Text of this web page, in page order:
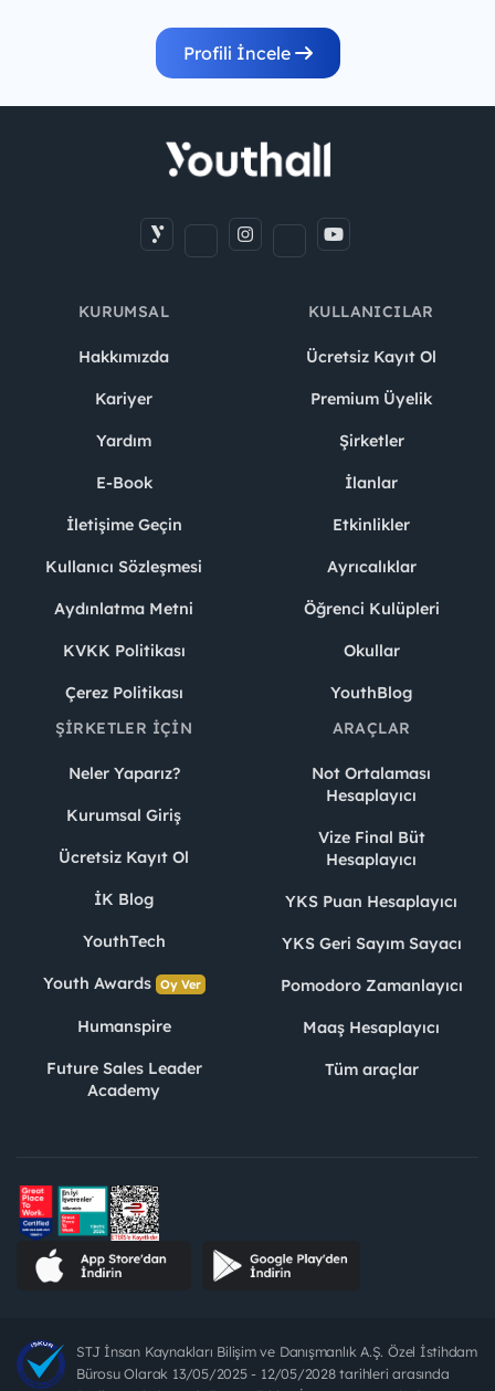
Profili İncele
KURUMSAL
Hakkımızda
Kariyer
Yardım
E-Book
İletişime Geçin
Kullanıcı Sözleşmesi
Aydınlatma Metni
KVKK Politikası
Çerez Politikası
KULLANICILAR
Ücretsiz Kayıt Ol
Premium Üyelik
Şirketler
İlanlar
Etkinlikler
Ayrıcalıklar
Öğrenci Kulüpleri
Okullar
YouthBlog
ŞIRKETLER İÇIN
Neler Yaparız?
Kurumsal Giriş
Ücretsiz Kayıt Ol
İK Blog
YouthTech
Youth Awards Oy Ver
Humanspire
Future Sales Leader
Academy
ARAÇLAR
Not Ortalaması
Hesaplayıcı
Vize Final Büt
Hesaplayıcı
YKS Puan Hesaplayıcı
YKS Geri Sayım Sayacı
Pomodoro Zamanlayıcı
Maaş Hesaplayıcı
Tüm araçlar
STJ İnsan Kaynakları Bilişim ve Danışmanlık A.Ş. Özel İstihdam
Bürosu Olarak 13/05/2025 - 12/05/2028 tarihleri arasında